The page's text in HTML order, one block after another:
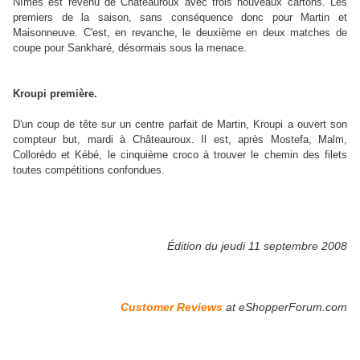
premiers de la saison, sans conséquence donc pour Martin et
Maisonneuve. C'est, en revanche, le deuxième en deux matches de
coupe pour Sankharé, désormais sous la menace.
Kroupi première.
D'un coup de tête sur un centre parfait de Martin, Kroupi a ouvert son
compteur but, mardi à Châteauroux. Il est, après Mostefa, Malm,
Collorédo et Kébé, le cinquième croco à trouver le chemin des filets
toutes compétitions confondues.
Édition du jeudi 11 septembre 2008
Customer Reviews at eShopperForum.com